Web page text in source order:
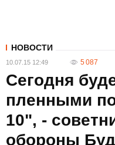
НОВОСТИ
10.07.15 12:49 5 087
Сегодня
пленными
10", -
обороны